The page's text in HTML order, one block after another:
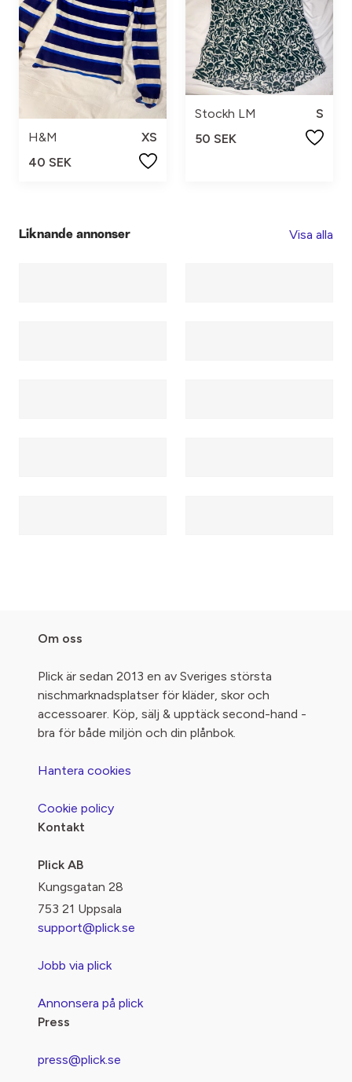
H&M
XS
40 SEK
Stockh LM
S
50 SEK
Liknande annonser Visa alla
Om oss
Plick är sedan 2013 en av Sveriges största
nischmarknadsplatser för kläder, skor och
accessoarer. Köp, sälj & upptäck second-hand -
bra för både miljön och din plånbok.
Hantera cookies
Cookie policy
Kontakt
Plick AB
Kungsgatan 28
753 21 Uppsala
support@plick.se
Jobb via plick
Annonsera på plick
Press
press@plick.se